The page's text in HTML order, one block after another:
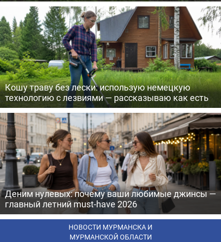
Кошу траву без лески: использую немецкую
технологию с лезвиями — рассказываю как есть
Деним нулевых: почему ваши любимые джинсы —
главный летний must-have 2026
НОВОСТИ МУРМАНСКА И
МУРМАНСКОЙ ОБЛАСТИ